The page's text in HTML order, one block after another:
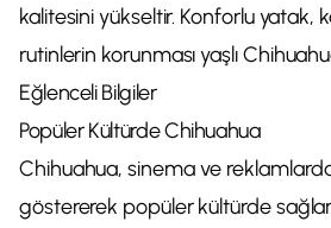
kalitesini yükseltir. Konforlu yatak,
rutinlerin korunması yaşlı
Eğlenceli Bilgiler
Popüler Kültürde Chihuahua
Chihuahua, sinema ve
göstererek popüler kültürde